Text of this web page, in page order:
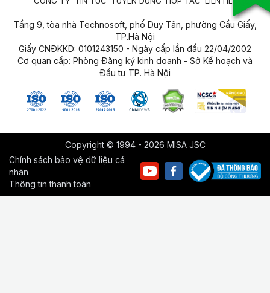
Tầng 9, tòa nhà Technosoft, phố Duy Tân, phường Cầu Giấy,
TP.Hà Nội
Giấy CNĐKKD: 0101243150 - Ngày cấp lần đầu 22/04/2002
Cơ quan cấp: Phòng Đăng ký kinh doanh - Sở Kế hoạch và
Đầu tư TP. Hà Nội
Copyright © 1994 - 2026 MISA JSC
Chính sách bảo vệ dữ liệu cá
nhân
Thông tin thanh toán